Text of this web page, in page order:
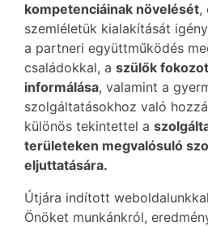
kompetenciáinak növelését,
szemléletük kialakítását
a partneri együttműködés
családokkal, a szülők
informálása, valamint a
szolgáltatásokhoz való
különös tekintettel a
területeken megvalósuló
eljuttatására.
Útjára indított
Önöket munkánkról,